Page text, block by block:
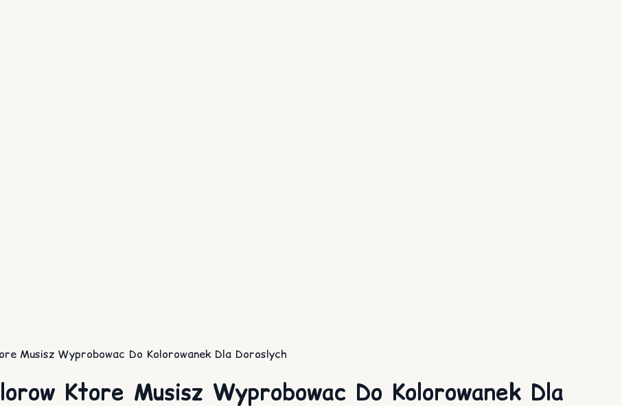
Musisz Wyprobowac Do Kolorowanek Dla Doroslych
Ktore Musisz Wyprobowac Do Kolorowanek Dla